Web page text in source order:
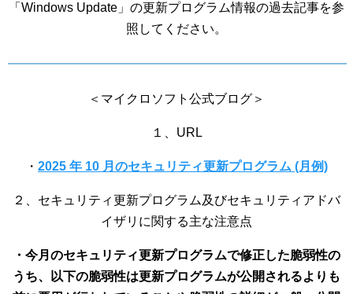
「Windows Update」の更新プログラム情報の過去記事を参
照してください。
＜マイクロソフト公式ブログ＞
１、URL
・ 2025 年 10 月のセキュリティ更新プログラム (月例)
２、セキュリティ更新プログラム及びセキュリティアドバ
イザリに関する主な注意点
・今月のセキュリティ更新プログラムで修正した脆弱性の
うち、以下の脆弱性は更新プログラムが公開されるよりも